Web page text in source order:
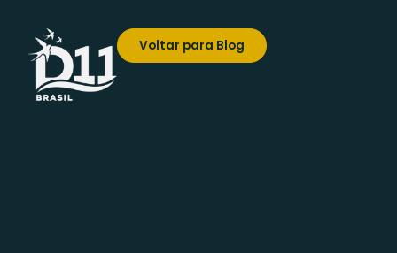
Voltar para Blog